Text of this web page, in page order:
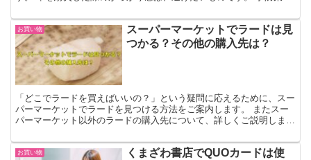
お買い物
スーパーマーケットでラードは見
つかる？その他の購入先は？
「どこでラードを買えばいいの？」という疑問に応えるために、スー
パーマーケットでラードを見つける方法をご案内します。 またスー
パーマーケット以外のラードの購入先について、詳しくご説明しまし
お買い物
くまざわ書店でQUOカードは使